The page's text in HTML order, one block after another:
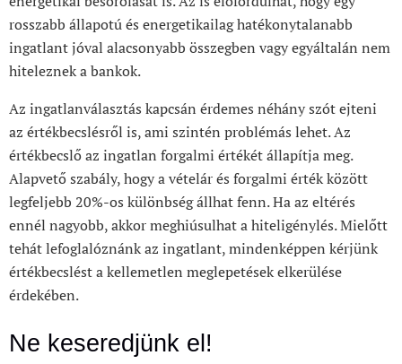
rosszabb állapotú és energetikailag hatékonytalanabb
ingatlant jóval alacsonyabb összegben vagy egyáltalán nem
hiteleznek a bankok.
Az ingatlanválasztás kapcsán érdemes néhány szót ejteni
az értékbecslésről is, ami szintén problémás lehet. Az
értékbecslő az ingatlan forgalmi értékét állapítja meg.
Alapvető szabály, hogy a vételár és forgalmi érték között
legfeljebb 20%-os különbség állhat fenn. Ha az eltérés
ennél nagyobb, akkor meghiúsulhat a hiteligénylés. Mielőtt
tehát lefoglalóznánk az ingatlant, mindenképpen kérjünk
értékbecslést a kellemetlen meglepetések elkerülése
érdekében.
Ne keseredjünk el!